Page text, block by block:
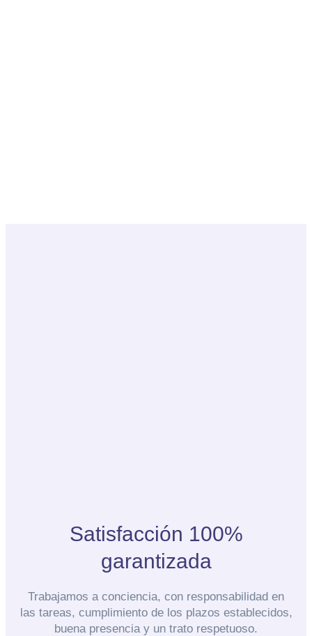
Satisfacción 100%
garantizada
Trabajamos a conciencia, con responsabilidad en
las tareas, cumplimiento de los plazos establecidos,
buena presencia y un trato respetuoso.